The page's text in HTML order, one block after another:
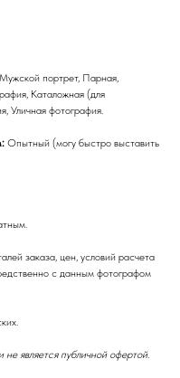
портрет, Парная,
Каталожная (для
Уличная фотография.
Опытный (могу быстро выставить
заказа, цен, условий расчета
с данным фотографом
является публичной офертой.